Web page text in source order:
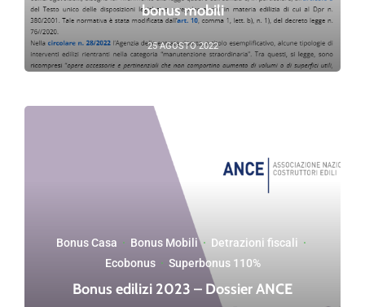
bonus mobili
25 AGOSTO 2022
Bonus Casa · Bonus Mobili· Detrazioni fiscali ·
Ecobonus· Superbonus 110%
Bonus edilizi 2023 – Dossier ANCE